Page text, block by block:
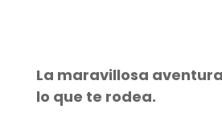
La maravillosa
lo que te rodea.